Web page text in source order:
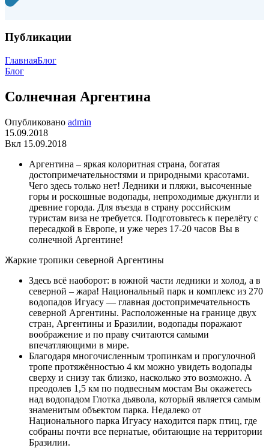
Публикации
ГлавнаяБлог
Блог
Солнечная Аргентина
Опубликовано admin
15.09.2018
Вкл 15.09.2018
Аргентина – яркая колоритная страна, богатая
достопримечательностями и природными красотами.
Чего здесь только нет! Ледники и пляжи, высоченные
горы и роскошные водопады, непроходимые джунгли и
древние города. Для въезда в страну российским
туристам виза не требуется. Подготовьтесь к перелёту с
пересадкой в Европе, и уже через 17-20 часов Вы в
солнечной Аргентине!
Жаркие тропики северной Аргентины
Здесь всё наоборот: в южной части ледники и холод, а в
северной – жара! Национальный парк и комплекс из 270
водопадов Игуасу — главная достопримечательность
северной Аргентины. Расположенные на границе двух
стран, Аргентины и Бразилии, водопады поражают
воображение и по праву считаются самыми
впечатляющими в мире.
Благодаря многочисленным тропинкам и прогулочной
тропе протяжённостью 4 км можно увидеть водопады
сверху и снизу так близко, насколько это возможно. А
преодолев 1,5 км по подвесным мостам Вы окажетесь
над водопадом Глотка дьявола, который является самым
знаменитым объектом парка. Недалеко от
Национального парка Игуасу находится парк птиц, где
собраны почти все пернатые, обитающие на территории
Бразилии.